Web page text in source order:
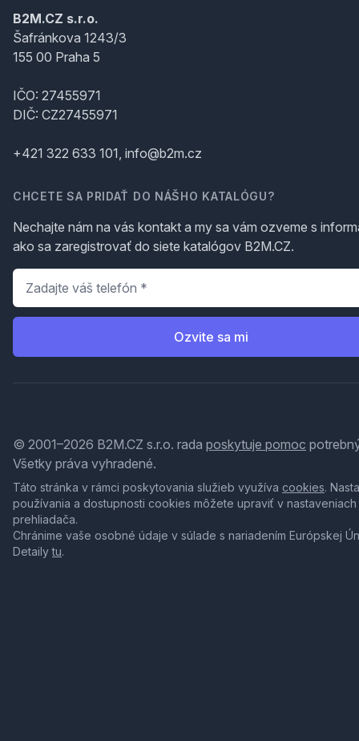
B2M.CZ s.r.o.
Šafránkova 1243/3
155 00 Praha 5
IČO: 27455971
DIČ: CZ27455971
+421 322 633 101, info@b2m.cz
CHCETE SA PRIDAŤ DO NÁŠHO KATALÓGU?
Nechajte nám na vás kontakt a my sa vám ozveme s
ako sa zaregistrovať do siete katalógov B2M.CZ.
Telefón
Ozvite sa mi
© 2001–2026 B2M.CZ s.r.o. rada poskytuje pomoc
Všetky práva vyhradené.
Táto stránka v rámci poskytovania služieb využíva cookies.
používania a dostupnosti cookies môžete upraviť v nastaveniach
prehliadača.
Chránime vaše osobné údaje v súlade s nariadením Európskej
Detailytu.